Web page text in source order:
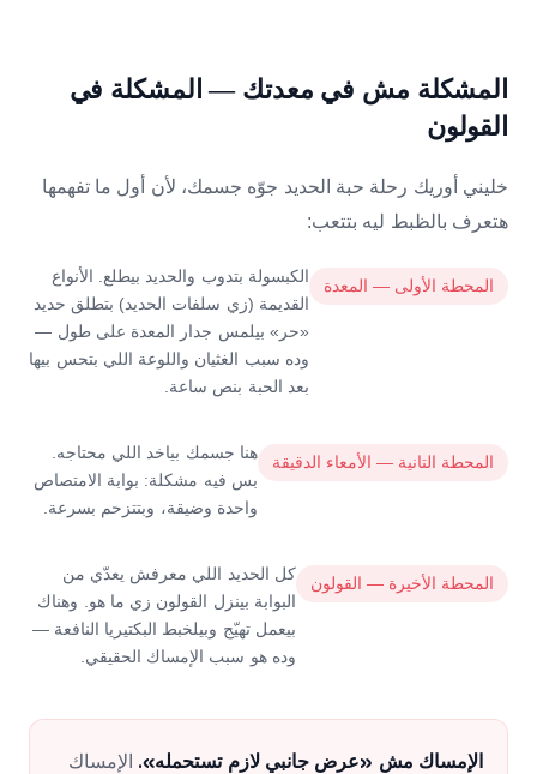
المشكلة مش في معدتك — المشكلة في
القولون
خليني أوريك رحلة حبة الحديد جوّه جسمك، لأن أول ما تفهمها
هتعرف بالظبط ليه بتتعب:
المحطة الأولى — المعدة
الكبسولة بتدوب والحديد بيطلع. الأنواع
القديمة (زي سلفات الحديد) بتطلق حديد
«حر» بيلمس جدار المعدة على طول —
وده سبب الغثيان واللوعة اللي بتحس بيها
بعد الحبة بنص ساعة.
المحطة التانية — الأمعاء الدقيقة
هنا جسمك بياخد اللي محتاجه.
بس فيه مشكلة: بوابة الامتصاص
واحدة وضيقة، وبتتزحم بسرعة.
المحطة الأخيرة — القولون
كل الحديد اللي معرفش يعدّي من
البوابة بينزل القولون زي ما هو. وهناك
بيعمل تهيّج وبيلخبط البكتيريا النافعة —
وده هو سبب الإمساك الحقيقي.
الإمساك مش «عرض جانبي لازم تستحمله». الإمساك